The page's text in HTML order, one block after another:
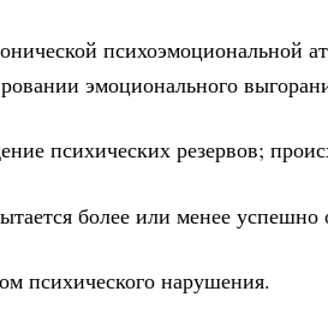
эмоционального
психических резервов;
более или менее успешно
психического нарушения.